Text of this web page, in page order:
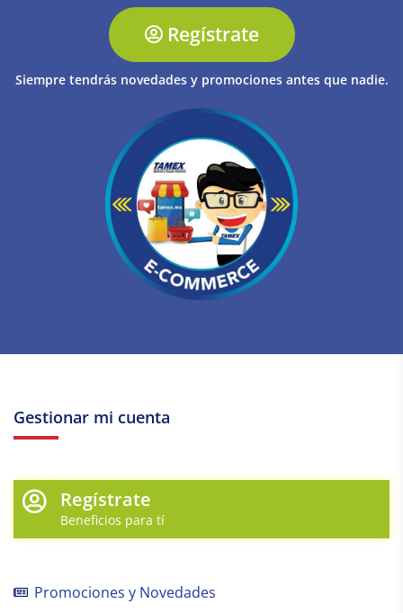
Regístrate
Siempre tendrás novedades y promociones antes que nadie.
Gestionar mi cuenta
Regístrate
Beneficios para tí
Promociones y Novedades